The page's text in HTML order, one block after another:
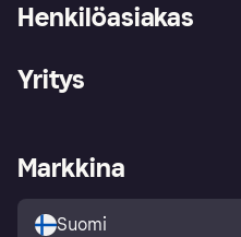
Henkilöasiakas
Ohje
Kirjaudu sisään
Tutustu kauppoihin
Ostajan turva
Yritys
Kirjaudu sisään yrityksenä
Markkina
Suomi